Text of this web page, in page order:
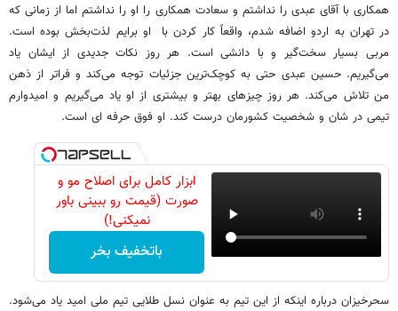
همکاری با آقای عبدی را نداشتم و سعادت همکاری را او را نداشتم اما از زمانی که
در تهران به اردو اضافه شدم، واقعاً کار کردن با او برایم لذت‌بخش بوده است.
مربی بسیار سخت‌گیر و با دانشی است‌. هر روز نکات جدیدی از ایشان یاد
می‌گیریم. حسین عبدی حتی به کوچک‌ترین جزئیات توجه می‌کند و فراتر از ذهن
من تلاش می‌کند. هر روز چیزهای بهتر و بیشتری از او یاد می‌گیریم و امیدوارم
تیمی در شان و شخصیت کشورمان درست کند. او فوق حرفه ای است.
ابزار کامل برای اصلاح مو و
صورت (قیمت رو ببینی باور
نمیکنی!)
باتخفیف بخر
سحرخیزان درباره اینکه از این تیم به عنوان نسل طلایی تیم ملی امید یاد می‌شود.